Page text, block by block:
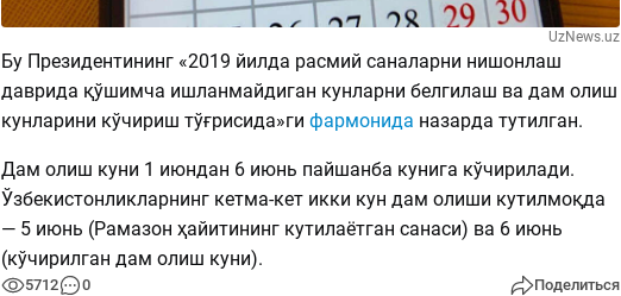
UzNews.uz
Бу Президентининг «2019 йилда расмий саналарни нишонлаш
даврида қўшимча ишланмайдиган кунларни белгилаш ва дам олиш
кунларини кўчириш тўғрисида»ги фармонида назарда тутилган.
Дам олиш куни 1 июндан 6 июнь пайшанба кунига кўчирилади.
Ўзбекистонликларнинг кетма-кет икки кун дам олиши кутилмоқда
— 5 июнь (Рамазон ҳайитининг кутилаётган санаси) ва 6 июнь
(кўчирилган дам олиш куни).
5712 0 Поделиться